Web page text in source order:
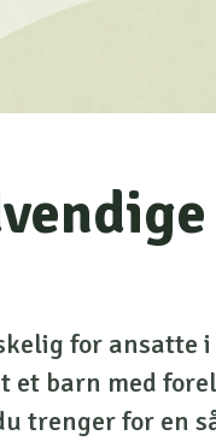
for ansatte
et barn med
trenger for en